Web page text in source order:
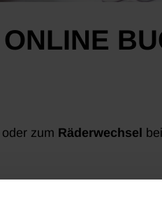
oder zum Räderwechsel